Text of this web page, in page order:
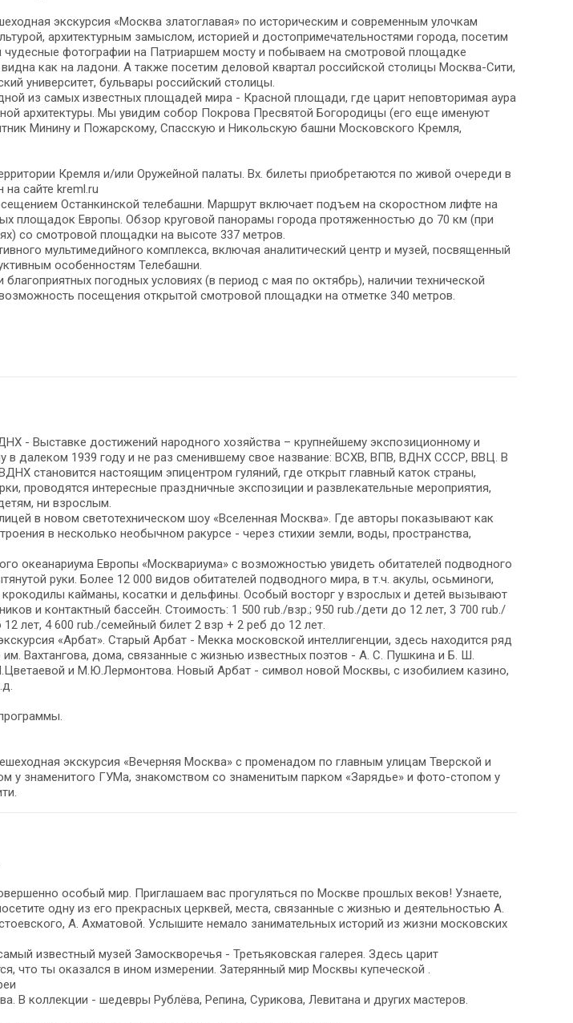
экскурсия «Москва златоглавая» по историческим и современным улочкам
архитектурным замыслом, историей и достопримечательностями города, посетим
чудесные фотографии на Патриаршем мосту и побываем на смотровой площадке
как на ладони. А также посетим деловой квартал российской столицы Москва-Сити,
университет, бульвары российский столицы.
из самых известных площадей мира - Красной площади, где царит неповторимая аура
архитектуры. Мы увидим собор Покрова Пресвятой Богородицы (его еще именуют
Минину и Пожарскому, Спасскую и Никольскую башни Московского Кремля,
Кремля и/или Оружейной палаты. Вх. билеты приобретаются по живой очереди в
на сайте kreml.ru
Останкинской телебашни. Маршрут включает подъем на скоростном лифте на
площадок Европы. Обзор круговой панорамы города протяженностью до 70 км (при
со смотровой площадки на высоте 337 метров.
мультимедийного комплекса, включая аналитический центр и музей, посвященный
особенностям Телебашни.
благоприятных погодных условиях (в период с мая по октябрь), наличии технической
посещения открытой смотровой площадки на отметке 340 метров.
- Выставке достижений народного хозяйства – крупнейшему экспозиционному и
в далеком 1939 году и не раз сменившему свое название: ВСХВ, ВПВ, ВДНХ СССР, ВВЦ. В
становится настоящим эпицентром гуляний, где открыт главный каток страны,
проводятся интересные праздничные экспозиции и развлекательные мероприятия,
ни взрослым.
в новом светотехническом шоу «Вселенная Москва». Где авторы показывают как
в несколько необычном ракурсе - через стихии земли, воды, пространства,
океанариума Европы «Москвариума» с возможностью увидеть обитателей подводного
руки. Более 12 000 видов обитателей подводного мира, в т.ч. акулы, осьминоги,
кайманы, косатки и дельфины. Особый восторг у взрослых и детей вызывают
и контактный бассейн. Стоимость: 1 500 rub./взр.; 950 rub./дети до 12 лет, 3 700 rub./
лет, 4 600 rub./семейный билет 2 взр + 2 реб до 12 лет.
«Арбат». Старый Арбат - Мекка московской интеллигенции, здесь находится ряд
им. Вахтангова, дома, связанные с жизнью известных поэтов - А. С. Пушкина и Б. Ш.
и М.Ю.Лермонтова. Новый Арбат - символ новой Москвы, с изобилием казино,
экскурсия «Вечерняя Москва» с променадом по главным улицам Тверской и
у знаменитого ГУМа, знакомством со знаменитым парком «Зарядье» и фото-стопом у
особый мир. Приглашаем вас прогуляться по Москве прошлых веков! Узнаете,
одну из его прекрасных церквей, места, связанные с жизнью и деятельностью А.
А. Ахматовой. Услышите немало занимательных историй из жизни московских
известный музей Замоскворечья - Третьяковская галерея. Здесь царит
что ты оказался в ином измерении. Затерянный мир Москвы купеческой .
В коллекции - шедевры Рублёва, Репина, Сурикова, Левитана и других мастеров.